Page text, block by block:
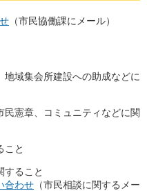
（市民協働課にメール）
域集会所建設への助成などに
憲章、コミュニティなどに関
こと
すること
合わせ （市民相談に関するメー